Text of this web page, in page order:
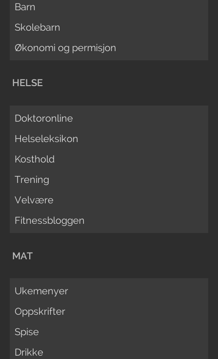
Barn
Skolebarn
Økonomi og permisjon
HELSE
Doktoronline
Helseleksikon
Kosthold
Trening
Velvære
Fitnessbloggen
MAT
Ukemenyer
Oppskrifter
Spise
Drikke